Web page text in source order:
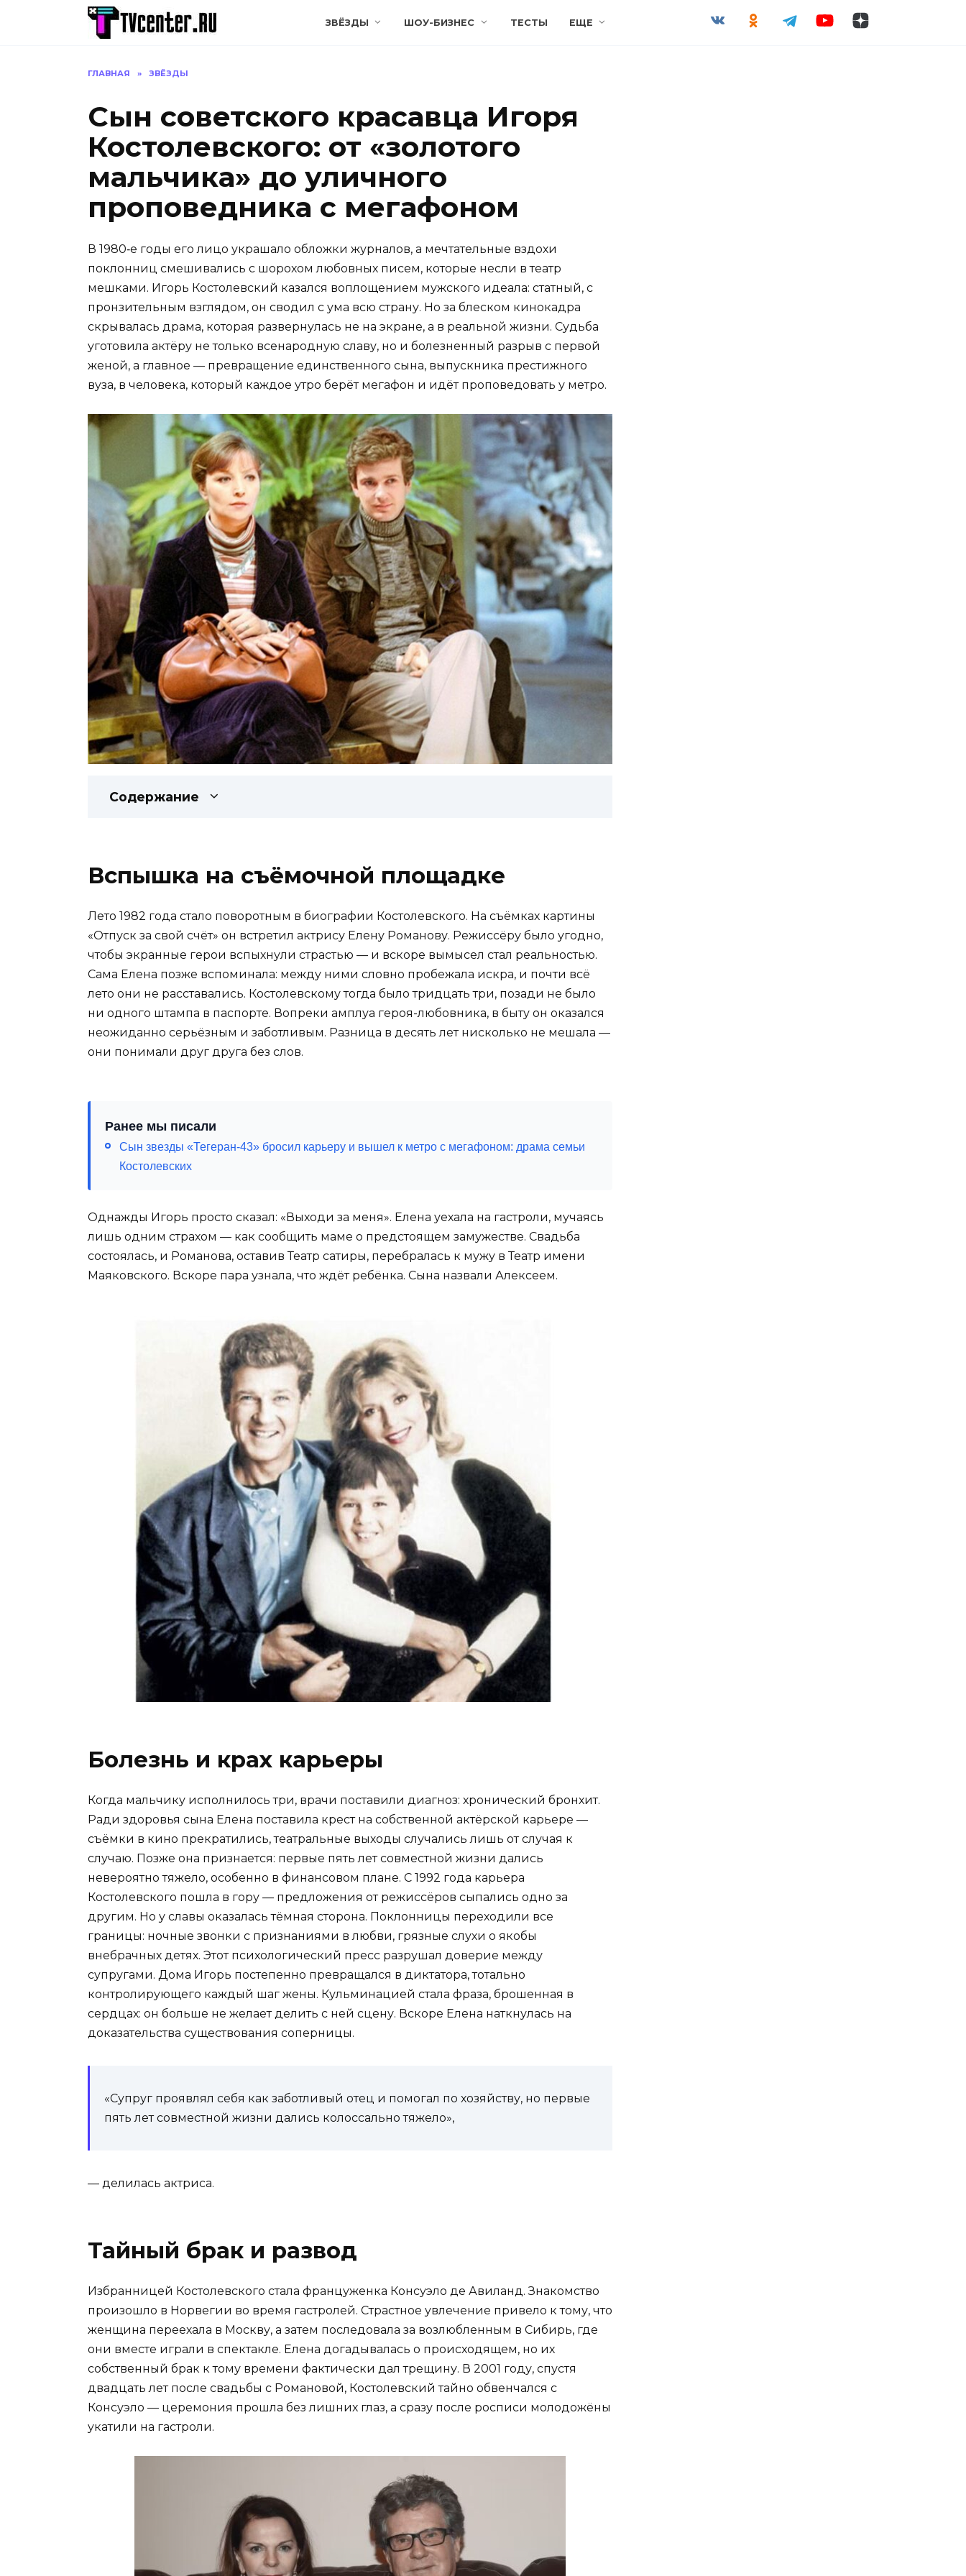
ЗВЁЗДЫ ШОУ-БИЗНЕС ТЕСТЫ ЕЩЕ
ГЛАВНАЯ » ЗВЁЗДЫ
Сын советского красавца Игоря
Костолевского: от «золотого
мальчика» до уличного
проповедника с мегафоном
В 1980‑е годы его лицо украшало обложки журналов, а мечтательные вздохи
поклонниц смешивались с шорохом любовных писем, которые несли в театр
мешками. Игорь Костолевский казался воплощением мужского идеала: статный, с
пронзительным взглядом, он сводил с ума всю страну. Но за блеском кинокадра
скрывалась драма, которая развернулась не на экране, а в реальной жизни. Судьба
уготовила актёру не только всенародную славу, но и болезненный разрыв с первой
женой, а главное — превращение единственного сына, выпускника престижного
вуза, в человека, который каждое утро берёт мегафон и идёт проповедовать у метро.
Содержание
Вспышка на съёмочной площадке
Лето 1982 года стало поворотным в биографии Костолевского. На съёмках картины
«Отпуск за свой счёт» он встретил актрису Елену Романову. Режиссёру было угодно,
чтобы экранные герои вспыхнули страстью — и вскоре вымысел стал реальностью.
Сама Елена позже вспоминала: между ними словно пробежала искра, и почти всё
лето они не расставались. Костолевскому тогда было тридцать три, позади не было
ни одного штампа в паспорте. Вопреки амплуа героя-любовника, в быту он оказался
неожиданно серьёзным и заботливым. Разница в десять лет нисколько не мешала —
они понимали друг друга без слов.
Ранее мы писали
Сын звезды «Тегеран-43» бросил карьеру и вышел к метро с мегафоном: драма семьи
Костолевских
Однажды Игорь просто сказал: «Выходи за меня». Елена уехала на гастроли, мучаясь
лишь одним страхом — как сообщить маме о предстоящем замужестве. Свадьба
состоялась, и Романова, оставив Театр сатиры, перебралась к мужу в Театр имени
Маяковского. Вскоре пара узнала, что ждёт ребёнка. Сына назвали Алексеем.
Болезнь и крах карьеры
Когда мальчику исполнилось три, врачи поставили диагноз: хронический бронхит.
Ради здоровья сына Елена поставила крест на собственной актёрской карьере —
съёмки в кино прекратились, театральные выходы случались лишь от случая к
случаю. Позже она признается: первые пять лет совместной жизни дались
невероятно тяжело, особенно в финансовом плане. С 1992 года карьера
Костолевского пошла в гору — предложения от режиссёров сыпались одно за
другим. Но у славы оказалась тёмная сторона. Поклонницы переходили все
границы: ночные звонки с признаниями в любви, грязные слухи о якобы
внебрачных детях. Этот психологический пресс разрушал доверие между
супругами. Дома Игорь постепенно превращался в диктатора, тотально
контролирующего каждый шаг жены. Кульминацией стала фраза, брошенная в
сердцах: он больше не желает делить с ней сцену. Вскоре Елена наткнулась на
доказательства существования соперницы.
«Супруг проявлял себя как заботливый отец и помогал по хозяйству, но первые
пять лет совместной жизни дались колоссально тяжело»,
— делилась актриса.
Тайный брак и развод
Избранницей Костолевского стала француженка Консуэло де Авиланд. Знакомство
произошло в Норвегии во время гастролей. Страстное увлечение привело к тому, что
женщина переехала в Москву, а затем последовала за возлюбленным в Сибирь, где
они вместе играли в спектакле. Елена догадывалась о происходящем, но их
собственный брак к тому времени фактически дал трещину. В 2001 году, спустя
двадцать лет после свадьбы с Романовой, Костолевский тайно обвенчался с
Консуэло — церемония прошла без лишних глаз, а сразу после росписи молодожёны
укатили на гастроли.